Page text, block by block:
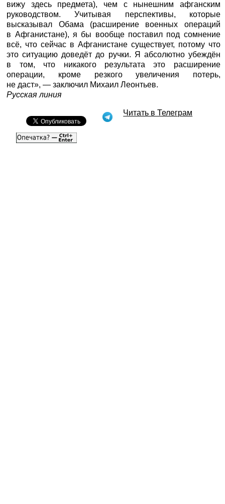
вижу здесь предмета), чем с нынешним афганским
руководством. Учитывая перспективы, которые
высказывал Обама (расширение военных операций
в Афганистане), я бы вообще поставил под сомнение
всё, что сейчас в Афганистане существует, потому что
это ситуацию доведёт до ручки. Я абсолютно убеждён
в том, что никакого результата это расширение
операции, кроме резкого увеличения потерь,
не даст», — заключил Михаил Леонтьев.
Русская линия
Читать в Телеграм